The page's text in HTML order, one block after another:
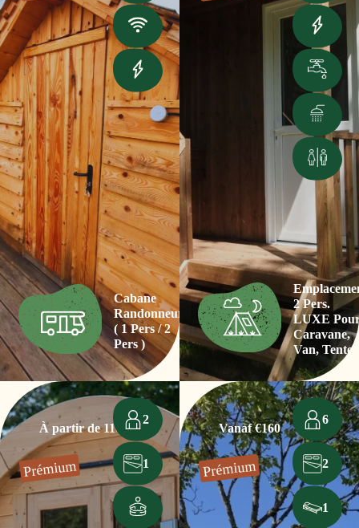
Cabane
Randonneur
( 1 Pers / 2
Pers )
2 Pers.
LUXE
Caravane,
Van, Tente
Prémium
À partir de 110 €
2
1 Prémium
Vanaf €160
6
2
1